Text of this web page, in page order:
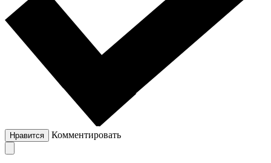
Нравится Комментировать